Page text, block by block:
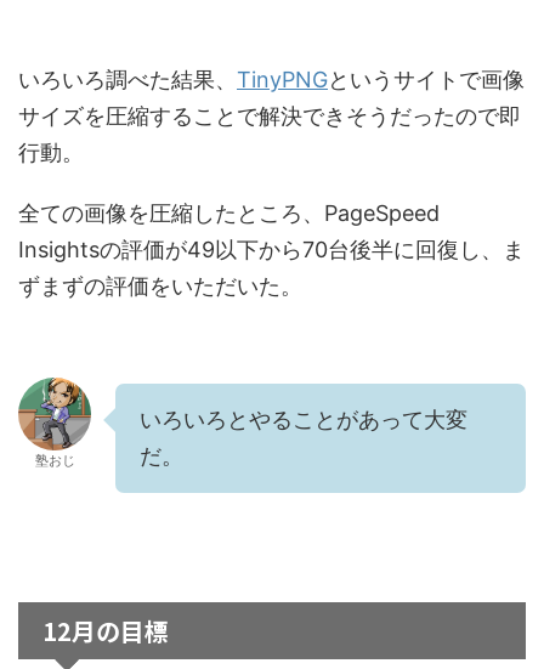
いろいろ調べた結果、 TinyPNGというサイトで画像
サイズを圧縮することで解決できそうだったので即
行動。
全ての画像を圧縮したところ、PageSpeed
Insightsの評価が49以下から70台後半に回復し、ま
ずまずの評価をいただいた。
塾おじ
いろいろとやることがあって大変
だ。
12月の目標